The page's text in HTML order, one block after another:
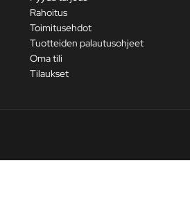
Rahoitus
Toimitusehdot
Tuotteiden palautusohjeet
Oma tili
Tilaukset